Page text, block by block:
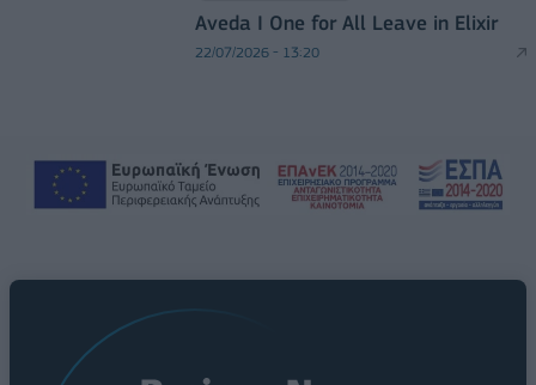
Aveda I One for All Leave in Elixir
22/07/2026 - 13:20